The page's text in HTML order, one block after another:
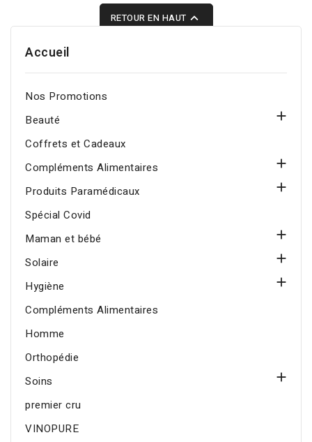
la troisième semaine de
son application
Diverses.…
RETOUR EN HAUT 
Accueil
Nos Promotions
Beauté

Coffrets et Cadeaux
Compléments Alimentaires

Produits Paramédicaux

Spécial Covid
Maman et bébé

Solaire

Hygiène

Compléments Alimentaires
Homme
Orthopédie
Soins

premier cru
VINOPURE